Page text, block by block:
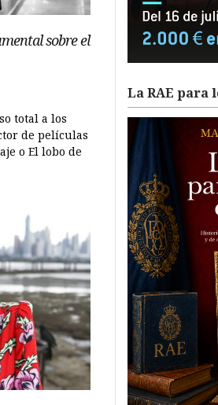
sobre el
total a los
de películas
o El lobo de
La RAE para